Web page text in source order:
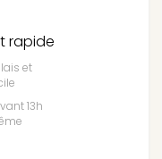
rapide
et
13h